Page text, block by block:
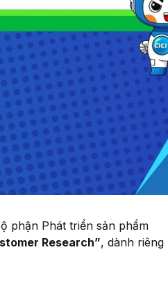
phận Phát triển sản phẩm
Research”, dành riêng